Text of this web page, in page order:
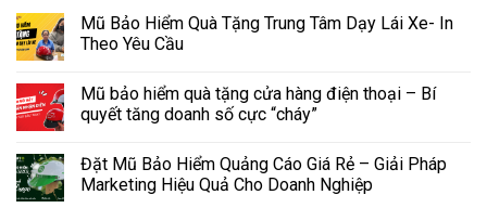
Mũ Bảo Hiểm Quà Tặng Trung Tâm Dạy Lái Xe- In
Theo Yêu Cầu
Mũ bảo hiểm quà tặng cửa hàng điện thoại – Bí
quyết tăng doanh số cực “cháy”
Đặt Mũ Bảo Hiểm Quảng Cáo Giá Rẻ – Giải Pháp
Marketing Hiệu Quả Cho Doanh Nghiệp